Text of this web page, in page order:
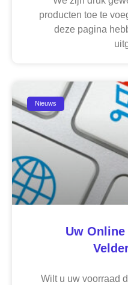
producten toe te
deze pagina
Nieuws
Uw
Wilt u uw voorraad